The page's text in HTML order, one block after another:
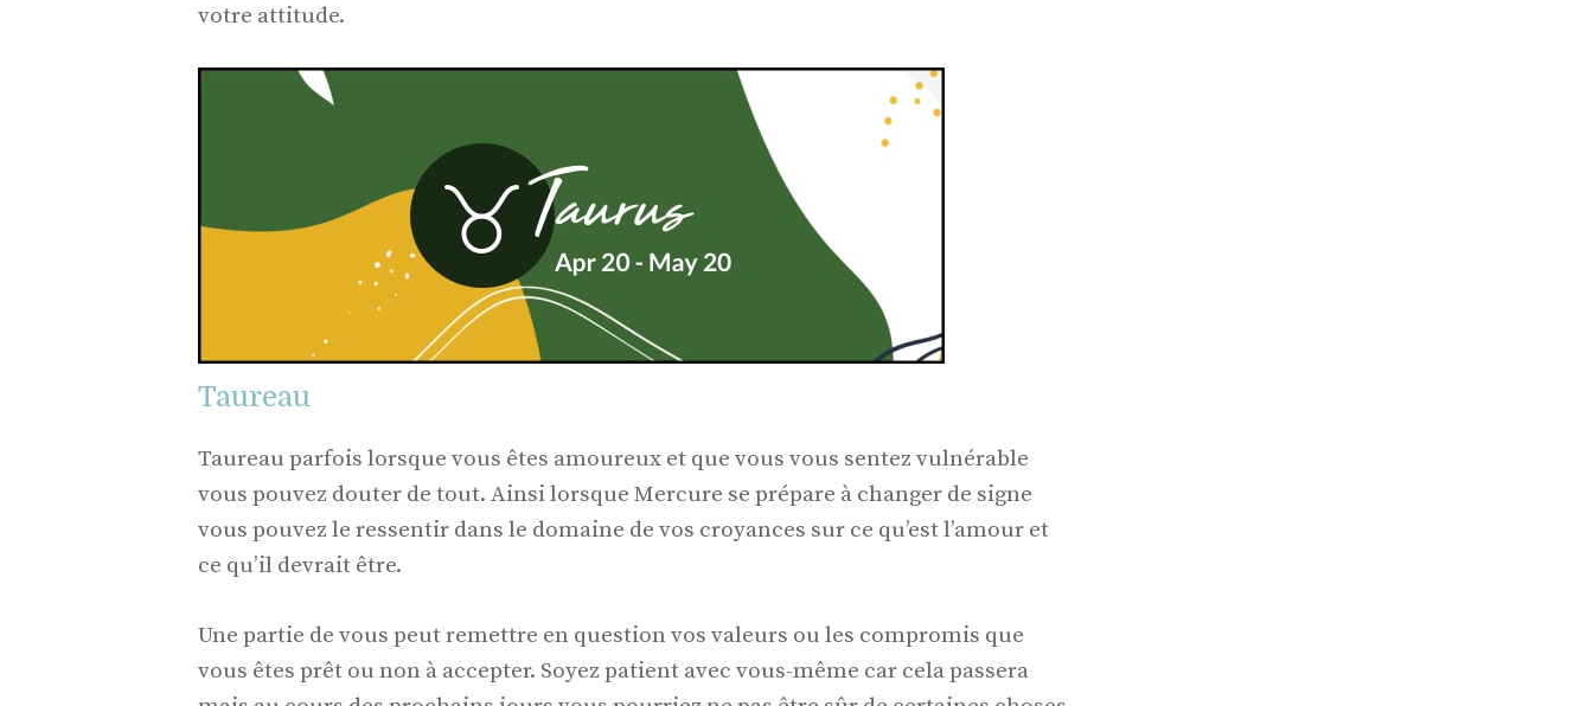
votre attitude.
Taureau
Taureau parfois lorsque vous êtes amoureux et que vous vous sentez vulnérable
vous pouvez douter de tout. Ainsi lorsque Mercure se prépare à changer de signe
vous pouvez le ressentir dans le domaine de vos croyances sur ce qu’est l’amour et
ce qu’il devrait être.
Une partie de vous peut remettre en question vos valeurs ou les compromis que
vous êtes prêt ou non à accepter. Soyez patient avec vous-même car cela passera